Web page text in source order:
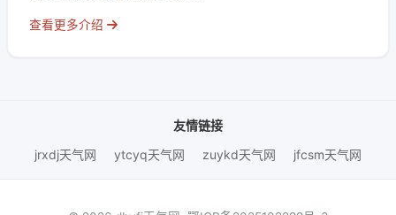
查看更多介绍
友情链接
jrxdj天气网
ytcyq天气网 zuykd天气网 jfcsm天气网